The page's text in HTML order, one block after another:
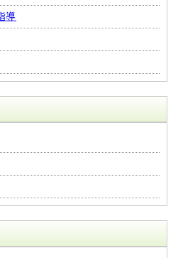
導